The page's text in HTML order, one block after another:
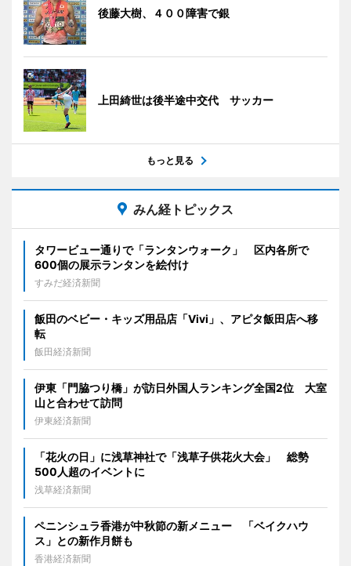
後藤大樹、４００障害で銀
上田綺世は後半途中交代 サッカー
もっと見る
みん経トピックス
タワービュー通りで「ランタンウォーク」 区内各所で
600個の展示ランタンを絵付け
すみだ経済新聞
飯田のベビー・キッズ用品店「Vivi」、アピタ飯田店へ移
転
飯田経済新聞
伊東「門脇つり橋」が訪日外国人ランキング全国2位 大室
山と合わせて訪問
伊東経済新聞
「花火の日」に浅草神社で「浅草子供花火大会」 総勢
500人超のイベントに
浅草経済新聞
ペニンシュラ香港が中秋節の新メニュー 「ベイクハウ
ス」との新作月餅も
香港経済新聞